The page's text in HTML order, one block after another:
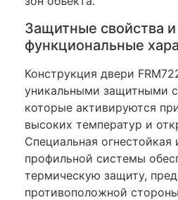
Защитные свойства и
функциональные
Конструкция двери
уникальными защитными
которые активируются
высоких температур и
Специальная огнестойкая
профильной системы
термическую защиту,
противоположной